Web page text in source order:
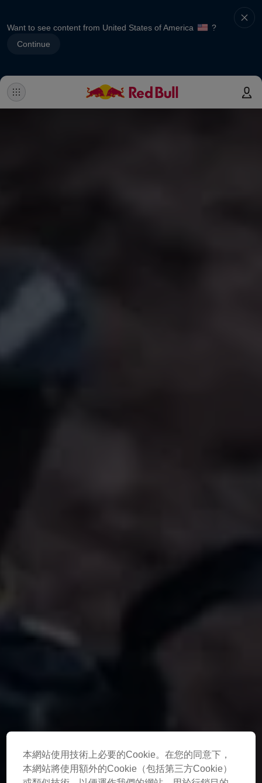
Want to see content from United States of America
?
Continue
本網站使用技術上必要的Cookie。在您的同意下，
本網站將使用額外的Cookie（包括第三方Cookie）